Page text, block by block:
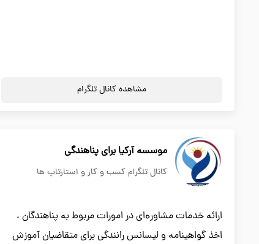
مشاهده کانال تلگرام
موسسە آرکیا برای پناهندگی
کانال تلگرام کسب و کار و استارتاپ ها
ارائە خدمات مشاورەای در امورات مربوط بە پناهندگان ،
اخذ گواهینامە و لیسانس رانندگی برای متقاضیان آموزش